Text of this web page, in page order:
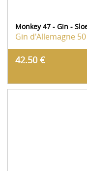
Monkey 47 - Gin -
Gin d'Allemagne
42.50 €